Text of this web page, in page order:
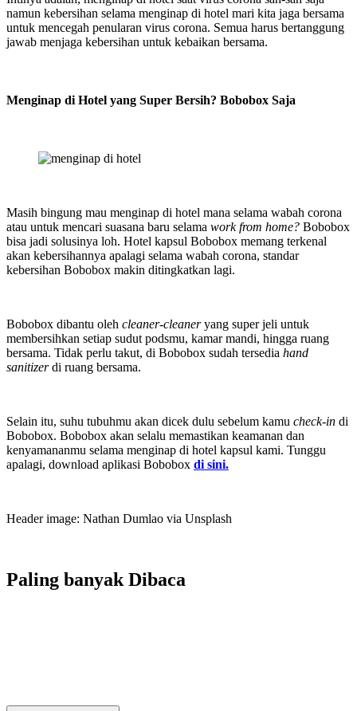
namun kebersihan selama menginap di hotel mari kita jaga bersama
untuk mencegah penularan virus corona. Semua harus bertanggung
jawab menjaga kebersihan untuk kebaikan bersama.
Menginap di Hotel yang Super Bersih? Bobobox Saja
Masih bingung mau menginap di hotel mana selama wabah corona
atau untuk mencari suasana baru selama work from home? Bobobox
bisa jadi solusinya loh. Hotel kapsul Bobobox memang terkenal
akan kebersihannya apalagi selama wabah corona, standar
kebersihan Bobobox makin ditingkatkan lagi.
Bobobox dibantu oleh cleaner-cleaneryang super jeli untuk
membersihkan setiap sudut podsmu, kamar mandi, hingga ruang
bersama. Tidak perlu takut, di Bobobox sudah tersedia hand
sanitizerdi ruang bersama.
Selain itu, suhu tubuhmu akan dicek dulu sebelum kamu check-in di
Bobobox. Bobobox akan selalu memastikan keamanan dan
kenyamananmu selama menginap di hotel kapsul kami. Tunggu
apalagi, download aplikasi Bobobox di sini.
Header image: Nathan Dumlao via Unsplash
Paling banyakDibaca